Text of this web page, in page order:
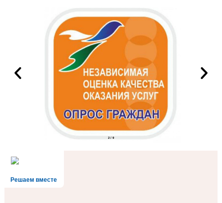
2 / 9
Решаем вместе